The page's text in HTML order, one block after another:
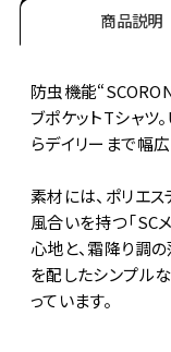
商品説明
防虫機能
ブポケットTシャツ
らデイリーまで幅
素材には、ポリエ
風合いを持つ「SC
心地と、霜降り調
を配したシンプル
っています。